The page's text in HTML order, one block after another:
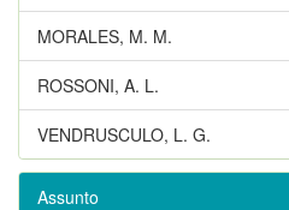
MORALES, M. M.
ROSSONI, A. L.
VENDRUSCULO, L. G.
Assunto